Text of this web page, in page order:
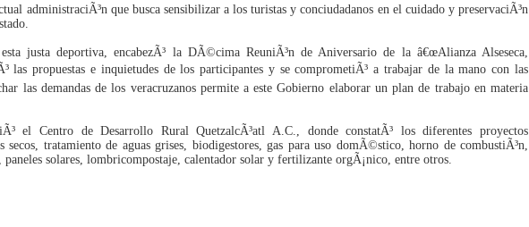
administraciÃ³n que busca sensibilizar a los turistas y conciudadanos en el cuidado y preservaciÃ³n
justa deportiva, encabezÃ³ la DÃ©cima ReuniÃ³n de Aniversario de la â€œAlianza Alseseca,
las propuestas e inquietudes de los participantes y se comprometiÃ³ a trabajar de la mano con las
las demandas de los veracruzanos permite a este Gobierno elaborar un plan de trabajo en materia
el Centro de Desarrollo Rural QuetzalcÃ³atl A.C., donde constatÃ³ los diferentes proyectos
secos, tratamiento de aguas grises, biodigestores, gas para uso domÃ©stico, horno de combustiÃ³n,
paneles solares, lombricompostaje, calentador solar y fertilizante orgÃ¡nico, entre otros.